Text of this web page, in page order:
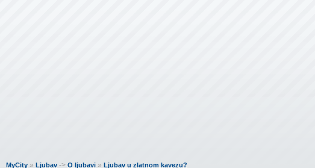
MyCity » Ljubav -> O ljubavi » Ljubav u zlatnom kavezu?